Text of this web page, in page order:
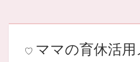
♡ ママの育休活用